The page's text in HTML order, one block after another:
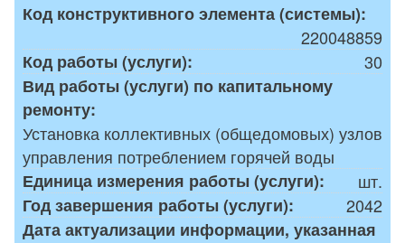
Код конструктивного элемента (системы):
220048859
Код работы (услуги):
30
Вид работы (услуги) по капитальному
ремонту:
Установка коллективных (общедомовых) узлов
управления потреблением горячей воды
Единица измерения работы (услуги):
шт.
Год завершения работы (услуги):
2042
Дата актуализации информации, указанная